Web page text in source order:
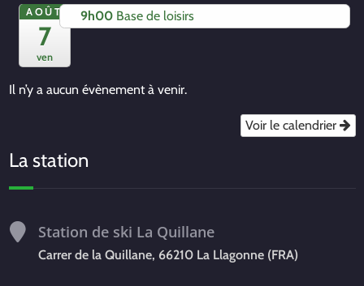
AOÛT
7
ven
9h00 Base de loisirs
Il n’y a aucun évènement à venir.
Voir le calendrier
La station
Station de ski La Quillane
Carrer de la Quillane, 66210 La Llagonne (FRA)